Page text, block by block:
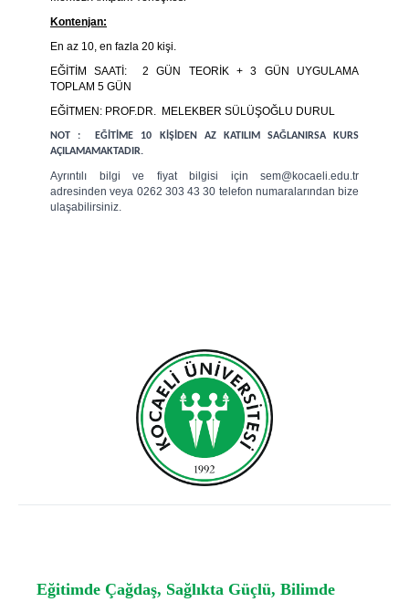
Kontenjan:
En az 10, en fazla 20 kişi.
EĞİTİM SAATİ: 2 GÜN TEORİK + 3 GÜN UYGULAMA
TOPLAM 5 GÜN
EĞİTMEN: PROF.DR. MELEKBER SÜLÜŞOĞLU DURUL
NOT : EĞİTİME 10 KİŞİDEN AZ KATILIM SAĞLANIRSA KURS
AÇILAMAMAKTADIR.
Ayrıntılı bilgi ve fiyat bilgisi için sem@kocaeli.edu.tr
adresinden veya 0262 303 43 30 telefon numaralarından bize
ulaşabilirsiniz.
Eğitimde Çağdaş, Sağlıkta Güçlü, Bilimde